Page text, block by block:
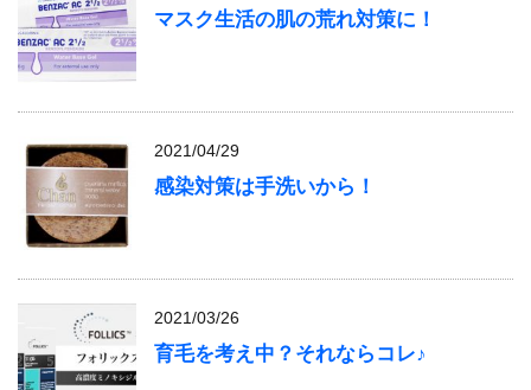
マスク生活の肌の荒れ対策に！
2021/04/29
感染対策は手洗いから！
2021/03/26
育毛を考え中？それならコレ♪